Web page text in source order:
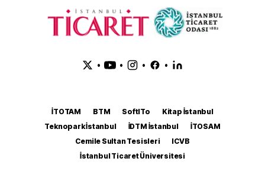
• • • •
İTOTAM BTM SoftITo
Kitap İstanbul
Teknopark İstanbul
İDTM İstanbul
İTOSAM
Cemile Sultan Tesisleri
ICVB
İstanbul Ticaret Üniversitesi